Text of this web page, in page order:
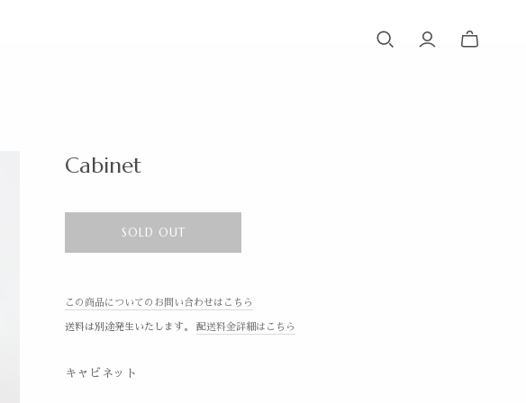
Cabinet
SOLD OUT
この商品についてのお問い合わせはこちら
送料は別途発生いたします。 配送料金詳細はこちら
キャビネット